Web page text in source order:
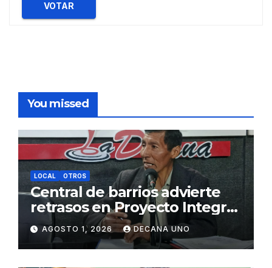
VOTAR
You missed
LOCAL OTROS
Central de barrios advierte
retrasos en Proyecto Integral
de Agua y Alcantarillado para
Juliaca
AGOSTO 1, 2026 DECANA UNO